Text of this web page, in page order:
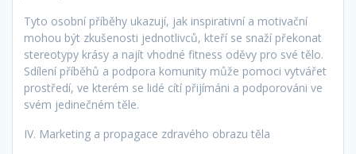
Tyto osobní příběhy ukazují, jak inspirativní a motivační
mohou být zkušenosti jednotlivců, kteří se snaží překonat
stereotypy krásy a najít vhodné fitness oděvy pro své tělo.
Sdílení příběhů a podpora komunity může pomoci vytvářet
prostředí, ve kterém se lidé cítí přijímáni a podporováni ve
svém jedinečném těle.
IV. Marketing a propagace zdravého obrazu těla